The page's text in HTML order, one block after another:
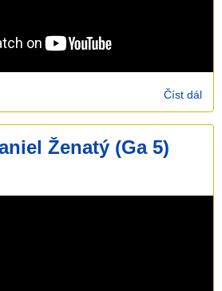
Číst dál
II
Ženatý (Ga 5)